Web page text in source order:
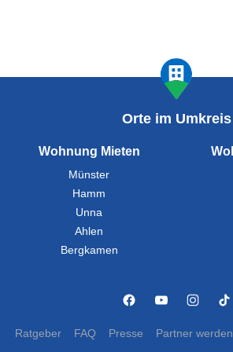
Orte im Umkreis
Wohnung Mieten
Münster
Hamm
Unna
Ahlen
Bergkamen
Ratgeber FAQ Presse Partner werden